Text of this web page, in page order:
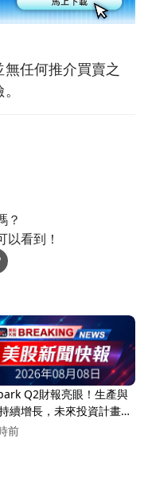
任何推介買賣之
？
以看到！
Q2財報亮眼！生產與
續增長，未來投資計畫引
前